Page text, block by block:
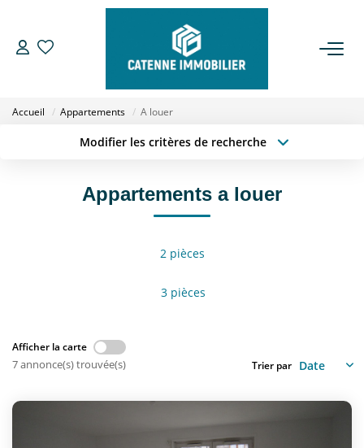
CONTACT
Accueil Appartements A louer
Modifier les critères de recherche
Type de bienAppartements a louer
2 pièces
3 pièces
Afficher la carte
7 annonce(s) trouvée(s) Trier par